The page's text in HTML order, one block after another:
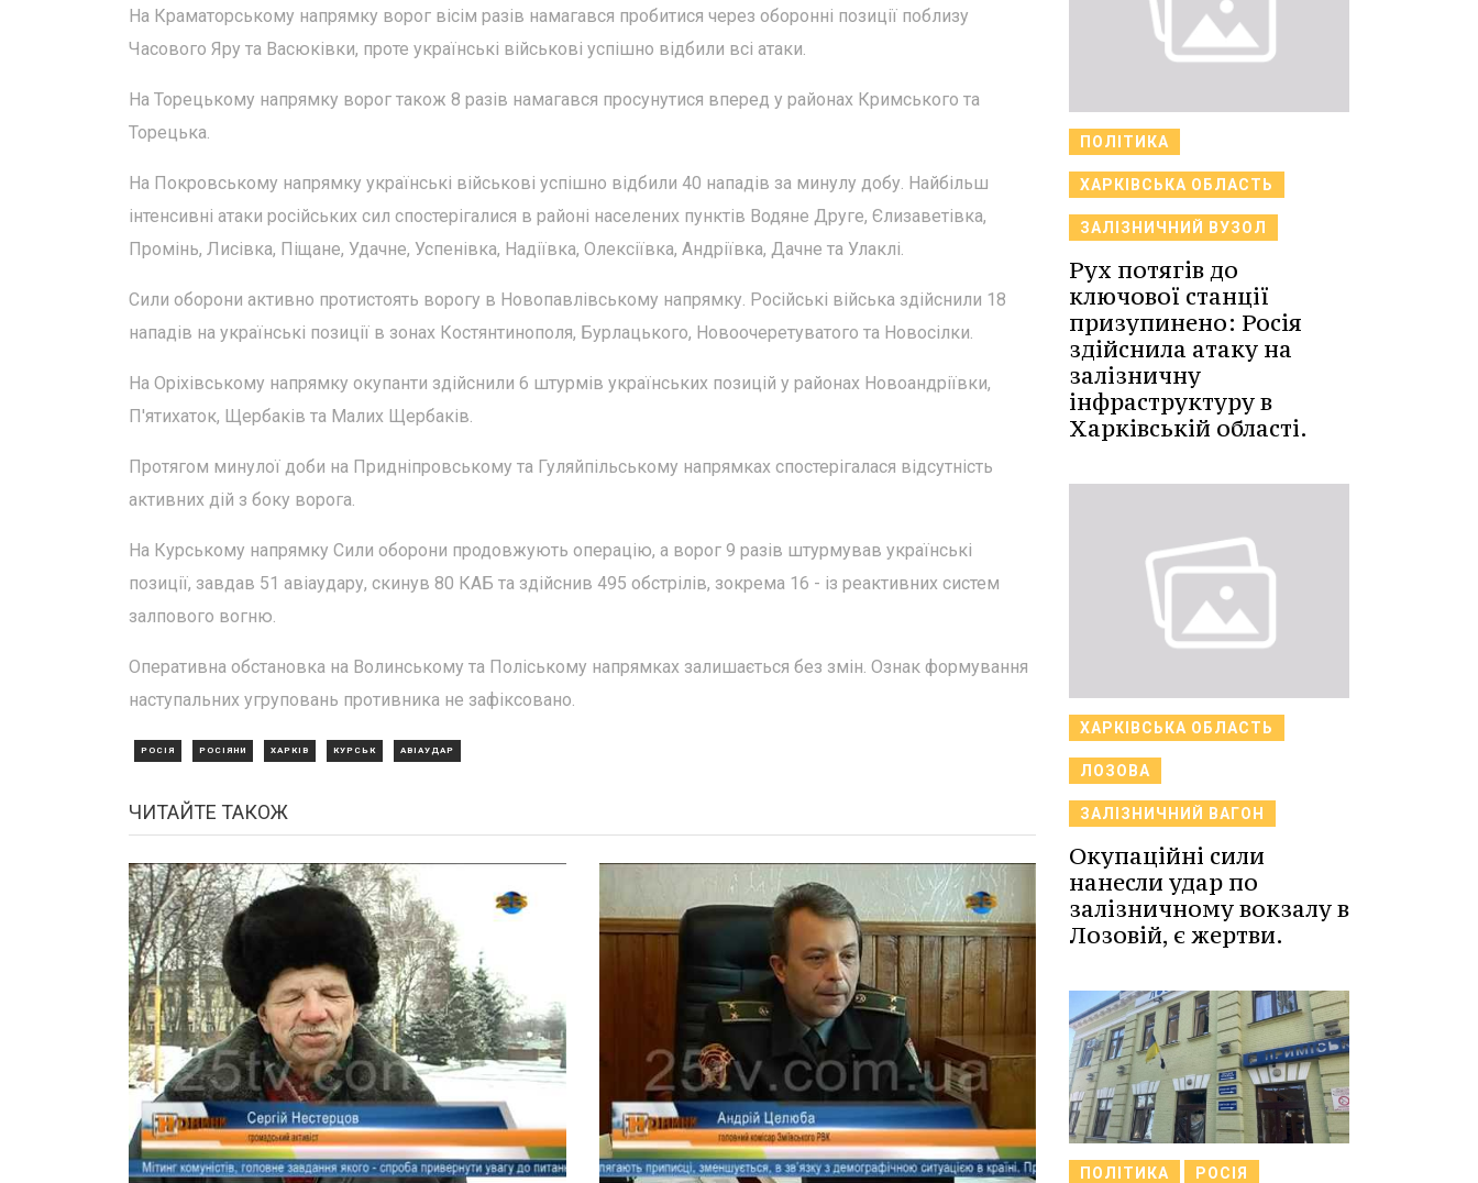
На Краматорському напрямку ворог вісім разів намагався пробитися через оборонні позиції поблизу
Часового Яру та Васюківки, проте українські військові успішно відбили всі атаки.
На Торецькому напрямку ворог також 8 разів намагався просунутися вперед у районах Кримського та
Торецька.
На Покровському напрямку українські військові успішно відбили 40 нападів за минулу добу. Найбільш
інтенсивні атаки російських сил спостерігалися в районі населених пунктів Водяне Друге, Єлизаветівка,
Промінь, Лисівка, Піщане, Удачне, Успенівка, Надіївка, Олексіївка, Андріївка, Дачне та Улаклі.
Сили оборони активно протистоять ворогу в Новопавлівському напрямку. Російські війська здійснили 18
нападів на українські позиції в зонах Костянтинополя, Бурлацького, Новоочеретуватого та Новосілки.
На Оріхівському напрямку окупанти здійснили 6 штурмів українських позицій у районах Новоандріївки,
П'ятихаток, Щербаків та Малих Щербаків.
Протягом минулої доби на Придніпровському та Гуляйпільському напрямках спостерігалася відсутність
активних дій з боку ворога.
На Курському напрямку Сили оборони продовжують операцію, а ворог 9 разів штурмував українські
позиції, завдав 51 авіаудару, скинув 80 КАБ та здійснив 495 обстрілів, зокрема 16 - із реактивних систем
залпового вогню.
Оперативна обстановка на Волинському та Поліському напрямках залишається без змін. Ознак формування
наступальних угруповань противника не зафіксовано.
РОСІЯ РОСІЯНИ ХАРКІВ КУРСЬК АВІАУДАР
ЧИТАЙТЕ ТАКОЖ
ПОЛІТИКА
ХАРКІВСЬКА ОБЛАСТЬ
ЗАЛІЗНИЧНИЙ ВУЗОЛ
Рух потягів до
ключової станції
призупинено: Росія
здійснила атаку на
залізничну
інфраструктуру в
Харківській області.
ХАРКІВСЬКА ОБЛАСТЬ
ЛОЗОВА
ЗАЛІЗНИЧНИЙ ВАГОН
Окупаційні сили
нанесли удар по
залізничному вокзалу в
Лозовій, є жертви.
ПОЛІТИКА РОСІЯ